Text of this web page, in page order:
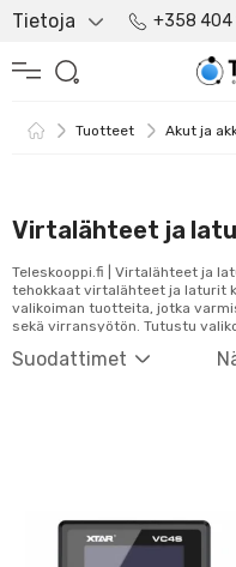
Tietoja +358 404
Tuotteet Akut ja
Virtalähteet ja
Suodattimet
Teleskooppi.fi | Virtalähteet ja
tehokkaat virtalähteet ja laturit
valikoiman tuotteita, jotka
sekä virransyötön. Tutustu